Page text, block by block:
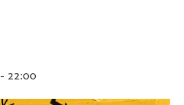
- 22:00